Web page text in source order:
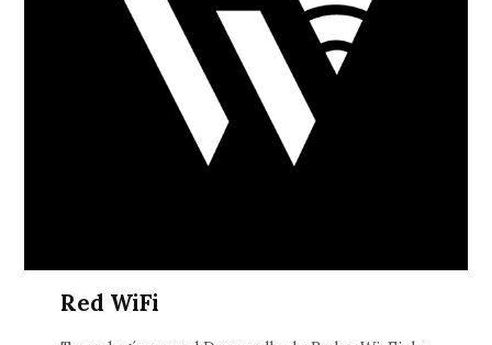
Red WiFi